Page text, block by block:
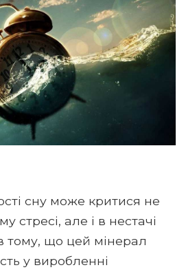
сну може критися не
стресі, але і в нестачі
тому, що цей мінерал
у виробленні